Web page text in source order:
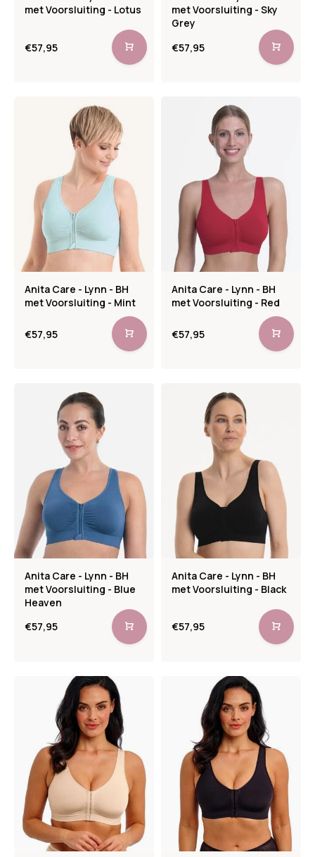
met Voorsluiting - Lotus
€57,95
met Voorsluiting - Sky
Grey
€57,95
Anita Care - Lynn - BH
met Voorsluiting - Mint
€57,95
Anita Care - Lynn - BH
met Voorsluiting - Red
€57,95
Anita Care - Lynn - BH
met Voorsluiting - Blue
Heaven
€57,95
Anita Care - Lynn - BH
met Voorsluiting - Black
€57,95